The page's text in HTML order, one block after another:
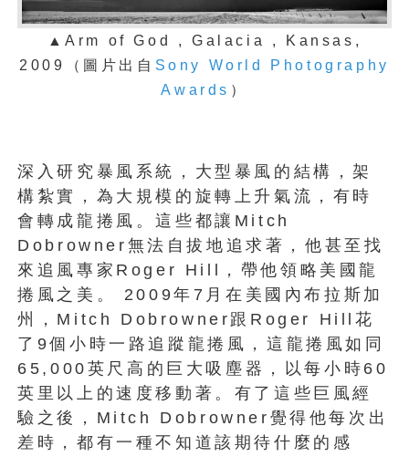
▲Arm of God , Galacia , Kansas,
2009
（圖片出自 Sony World Photography
Awards ）
深入研究暴風系統，大型暴風的結構，架
構紮實，為大規模的旋轉上升氣流，有時
會轉成龍捲風。這些都讓Mitch
Dobrowner無法自拔地追求著，他甚至找
來追風專家Roger Hill，帶他領略美國龍
捲風之美。 2009年7月在美國內布拉斯加
州，Mitch Dobrowner跟Roger Hill花
了9個小時一路追蹤龍捲風，這龍捲風如同
65,000英尺高的巨大吸塵器，以每小時60
英里以上的速度移動著。有了這些巨風經
驗之後，Mitch Dobrowner覺得他每次出
差時，都有一種不知道該期待什麼的感